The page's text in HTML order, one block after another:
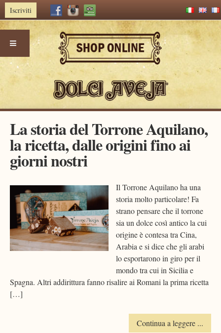
Iscriviti
contentLa storia del Torrone Aquilano,
la ricetta, dalle origini fino ai
giorni nostri
Il Torrone Aquilano ha una
storia molto particolare! Fa
strano pensare che il torrone
sia un dolce così antico la cui
origine è contesa tra Cina,
Arabia e si dice che gli arabi
lo esportarono in giro per il
mondo tra cui in Sicilia e
Spagna. Altri addirittura fanno risalire ai Romani la prima ricetta
[…]
Continua a leggere ...